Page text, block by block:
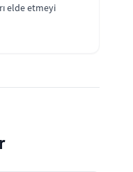
elde etmeyi